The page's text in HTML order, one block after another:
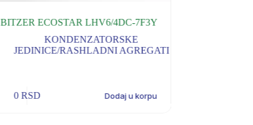
BITZER ECOSTAR LHV6/4DC-7F3Y
KONDENZATORSKE
JEDINICE/RASHLADNI AGREGATI
0 RSD Dodaj u korpu